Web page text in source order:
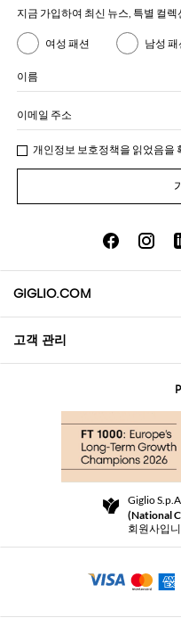
지금 가입하여 최신 뉴스, 특별 컬
여성 패션 남성 패
이름
이메일 주소
개인정보 보호정책을 읽었음을
GIGLIO.COM
소개
Community Store
Beauty Seekers VIP Club
고객 관리
반품 및 환불
For a safe shopping experience
Security Communication
Giglio
(National
회원사입